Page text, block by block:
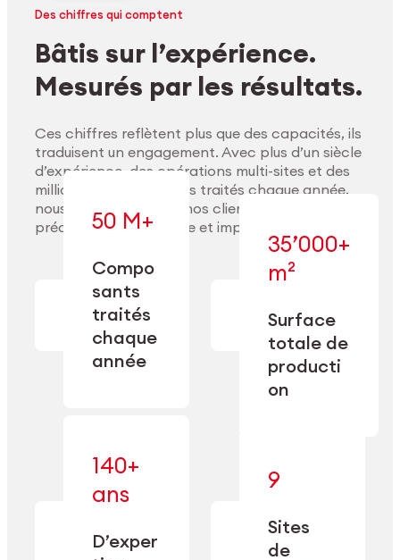
Explorer les matériaux
Des chiffres qui comptent
Bâtis sur l’expérience.
Mesurés par les résultats.
Ces chiffres reflètent plus que des capacités, ils
traduisent un engagement. Avec plus d’un siècle
d’expérience, des opérations multi-sites et des
millions de composants traités chaque année,
nous accompagnons nos clients pour délivrer
précision, performance et impact durable.
50 M+
Compo
sants
traités
chaque
année
— en usinage,
nettoyage et
conditionnement.
35’000+
m²
Surface
totale de
producti
on
— conçue pour
précision et la
flexibilité
opérationnelle.
140+
ans
D’exper
précision
9
Sites
de
approfondie
capacité de